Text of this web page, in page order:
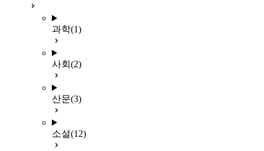
과학(1)
사회 (2)
산문(3)
소설(12)